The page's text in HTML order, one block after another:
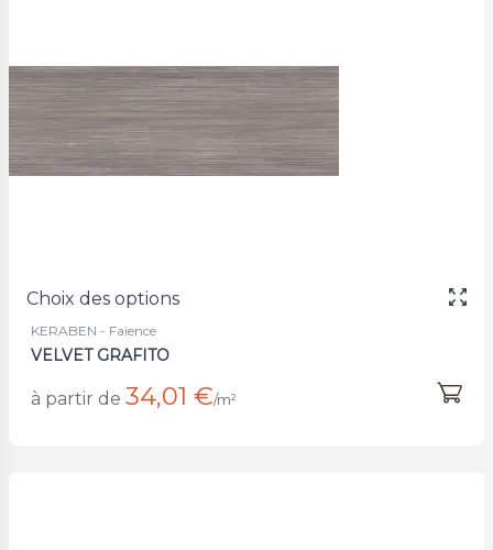
Choix des options
KERABEN - Faience
VELVET GRAFITO
à partir de 34,01 €/m²